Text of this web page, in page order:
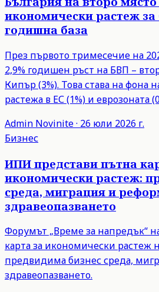
икономически растеж за
годишна база
През първото тримесечие на
2,9% годишен ръст на БВП –
Кипър (3%). Това става на фона
растежа в ЕС (1%) и еврозоната
Admin Novinite· 26 юли 2026 г.
Бизнес
ИПИ представи пътна
икономически растеж:
среда, миграция и
здравеопазването
Форумът „Време за напредък“
карта за икономически растеж
предвидима бизнес среда,
здравеопазването.